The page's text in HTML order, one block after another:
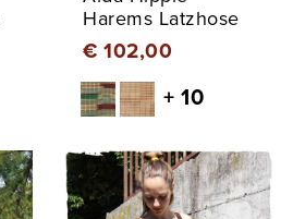
Harems Latzhose
€ 102,00
+ 10